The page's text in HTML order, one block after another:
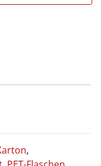
,